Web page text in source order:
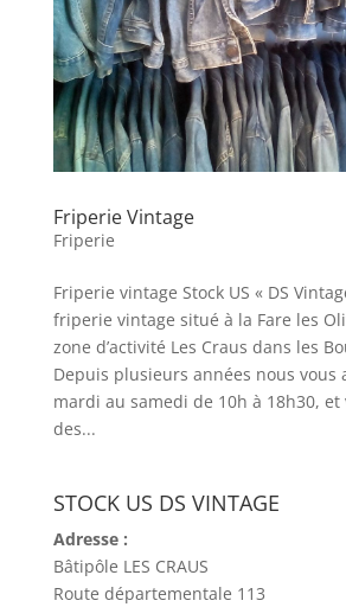
Friperie Vintage
Friperie
Friperie vintage Stock US « DS
friperie vintage situé à la Fare les
zone d’activité Les Craus dans les
Depuis plusieurs années nous vous
mardi au samedi de 10h à 18h30, et
des...
STOCK US DS VINTAGE
Adresse :
Bâtipôle LES CRAUS
Route départementale 113